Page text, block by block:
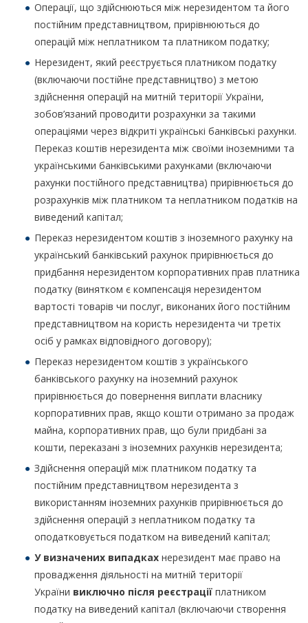
Операції, що здійснюються між нерезидентом та його
постійним представництвом, прирівнюються до
операцій між неплатником та платником податку;
Нерезидент, який реєструється платником податку
(включаючи постійне представництво) з метою
здійснення операцій на митній території України,
зобов’язаний проводити розрахунки за такими
операціями через відкриті українські банківські рахунки.
Переказ коштів нерезидента між своїми іноземними та
українськими банківськими рахунками (включаючи
рахунки постійного представництва) прирівнюється до
розрахунків між платником та неплатником податків на
виведений капітал;
Переказ нерезидентом коштів з іноземного рахунку на
український банківський рахунок прирівнюється до
придбання нерезидентом корпоративних прав платника
податку (винятком є компенсація нерезидентом
вартості товарів чи послуг, виконаних його постійним
представництвом на користь нерезидента чи третіх
осіб у рамках відповідного договору);
Переказ нерезидентом коштів з українського
банківського рахунку на іноземний рахунок
прирівнюється до повернення виплати власнику
корпоративних прав, якщо кошти отримано за продаж
майна, корпоративних прав, що були придбані за
кошти, переказані з іноземних рахунків нерезидента;
Здійснення операцій між платником податку та
постійним представництвом нерезидента з
використанням іноземних рахунків прирівнюється до
здійснення операцій з неплатником податку та
оподатковується податком на виведений капітал;
У визначених випадках нерезидент має право на
провадження діяльності на митній території
України виключно після реєстрації платником
податку на виведений капітал (включаючи створення